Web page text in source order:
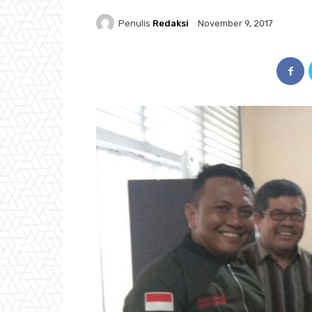
Penulis Redaksi November 9, 2017